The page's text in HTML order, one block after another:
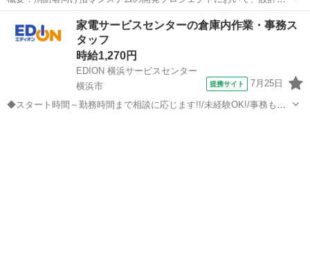
ら テストまで一貫してご担当いただきます。 長期参画を前提とした案
件となり、既存システムの機能追加・改修を 中心にご対応いただきま
す。 担当工程 ・基本設計 ・詳...
川崎市 武蔵新城駅 プログラマー
家電サービスセンターの倉庫内作業・事務ス
タッフ
時給1,270円
EDION 横浜サービスセンター
横浜市
提携サイト 7月25日
◆スタート時間～勤務時間まで相談に応じます!!/未経験OK!/事務もあ